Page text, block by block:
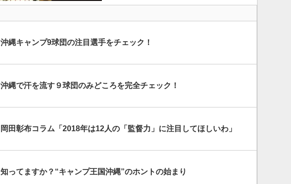
沖縄キャンプ9球団の注目選手をチェック！
沖縄で汗を流す９球団のみどころを完全チェック！
岡田彰布コラム「2018年は12人の「監督力」に注目してほしいわ」
知ってますか？“キャンプ王国沖縄”のホントの始まり